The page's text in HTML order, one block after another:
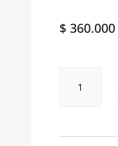
$360.000
Arreglo
Fancy